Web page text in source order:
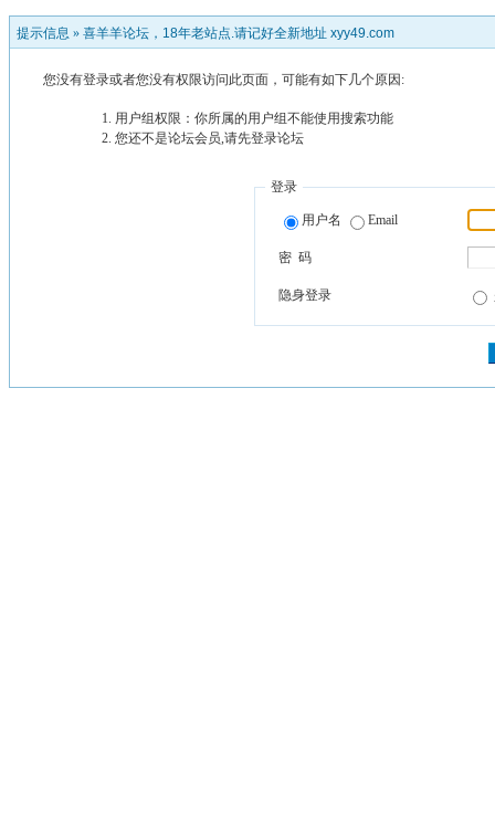
提示信息 » 喜羊羊论坛，18年老站点.请记好全新地址 xyy49.com
您没有登录或者您没有权限访问此页面，可能有如下几个原因:
用户组权限：你所属的用户组不能使用搜索功能
您还不是论坛会员,请先登录论坛
登录
用户名 Email
密 码
隐身登录